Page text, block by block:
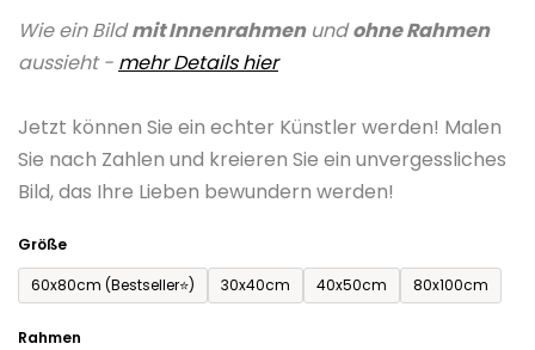
Wie ein Bildmit Innenrahmenundohne Rahmen
aussieht - mehr Details hier
Jetzt können Sie ein echter Künstler werden! Malen
Sie nach Zahlen und kreieren Sie ein unvergessliches
Bild, das Ihre Lieben bewundern werden!
Größe
60x80cm (Bestseller⭐)
30x40cm 40x50cm 80x100cm
Rahmen
Produktbewertung
ist
von
5
Sternen.